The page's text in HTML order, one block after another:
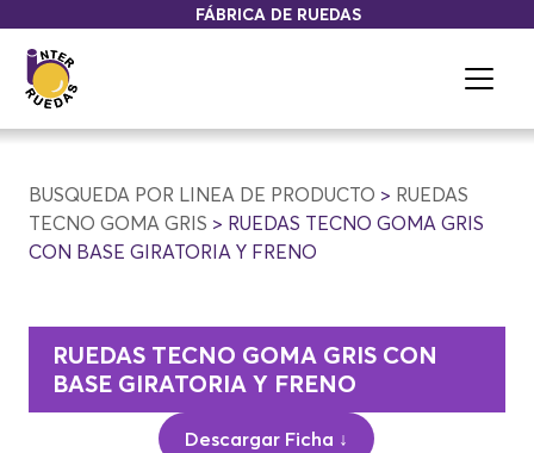
FÁBRICA DE RUEDAS
BUSQUEDA POR LINEA DE PRODUCTO > RUEDAS
TECNO GOMA GRIS > RUEDAS TECNO GOMA GRIS
CON BASE GIRATORIA Y FRENO
RUEDAS TECNO GOMA GRIS CON
BASE GIRATORIA Y FRENO
Descargar Ficha ↓